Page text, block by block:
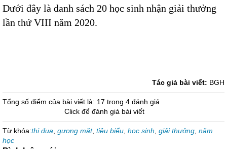
Dưới đây là danh sách 20 học sinh nhận giải thưởng
lần thứ VIII năm 2020.
Tác giả bài viết: BGH
Tổng số điểm của bài viết là: 17 trong 4 đánh giá
Click để đánh giá bài viết
Từ khóa:thi đua gương mặt, tiêu biểu học sinh giải thưởng năm
học